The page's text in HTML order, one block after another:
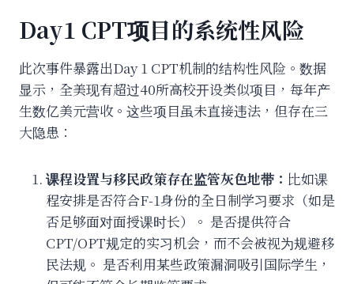
Day1 CPT项目的系统性风险
此次事件暴露出Day 1 CPT机制的结构性风险。数据
显示，全美现有超过40所高校开设类似项目，每年产
生数亿美元营收。这些项目虽未直接违法，但存在三
大隐患：
课程设置与移民政策存在监管灰色地带： 比如课
程安排是否符合F-1身份的全日制学习要求（如是
否足够面对面授课时长）。 是否提供符合
CPT/OPT规定的实习机会，而不会被视为规避移
民法规。 是否利用某些政策漏洞吸引国际学生，